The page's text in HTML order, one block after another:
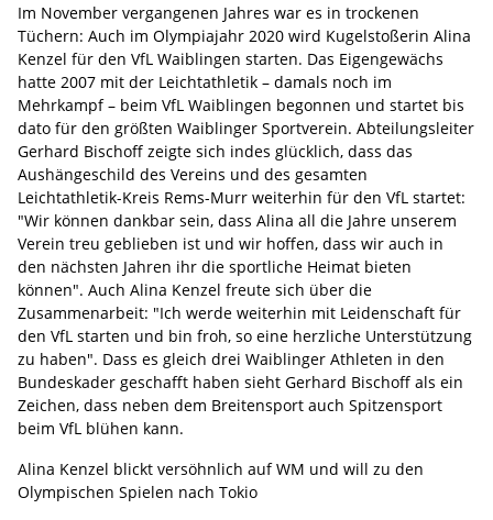
Im November vergangenen Jahres war es in trockenen
Tüchern: Auch im Olympiajahr 2020 wird Kugelstoßerin Alina
Kenzel für den VfL Waiblingen starten. Das Eigengewächs
hatte 2007 mit der Leichtathletik – damals noch im
Mehrkampf – beim VfL Waiblingen begonnen und startet bis
dato für den größten Waiblinger Sportverein. Abteilungsleiter
Gerhard Bischoff zeigte sich indes glücklich, dass das
Aushängeschild des Vereins und des gesamten
Leichtathletik-Kreis Rems-Murr weiterhin für den VfL startet:
"Wir können dankbar sein, dass Alina all die Jahre unserem
Verein treu geblieben ist und wir hoffen, dass wir auch in
den nächsten Jahren ihr die sportliche Heimat bieten
können". Auch Alina Kenzel freute sich über die
Zusammenarbeit: "Ich werde weiterhin mit Leidenschaft für
den VfL starten und bin froh, so eine herzliche Unterstützung
zu haben". Dass es gleich drei Waiblinger Athleten in den
Bundeskader geschafft haben sieht Gerhard Bischoff als ein
Zeichen, dass neben dem Breitensport auch Spitzensport
beim VfL blühen kann.
Alina Kenzel blickt versöhnlich auf WM und will zu den
Olympischen Spielen nach Tokio